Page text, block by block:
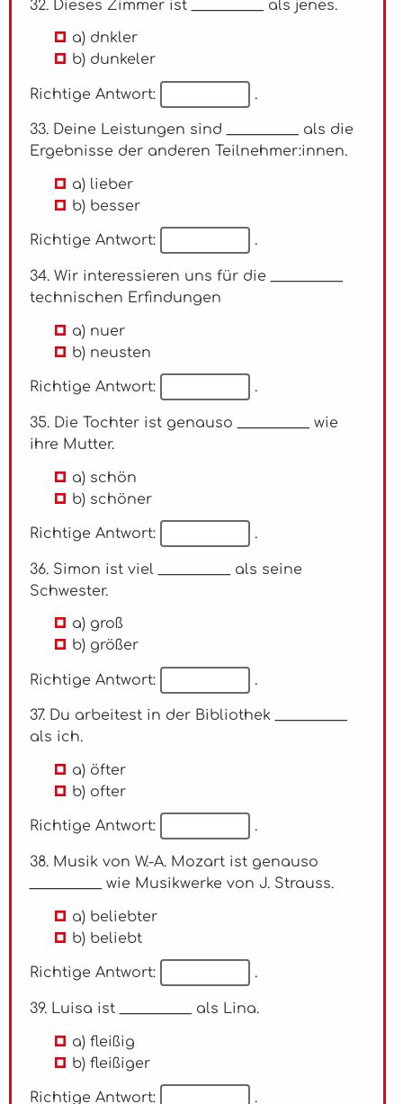
32. Dieses Zimmer ist __________ als jenes.
a) dnkler
b) dunkeler
Richtige Antwort: .
33. Deine Leistungen sind __________ als die
Ergebnisse der anderen Teilnehmer:innen.
a) lieber
b) besser
Richtige Antwort: .
34. Wir interessieren uns für die __________
technischen Erfindungen
a) nuer
b) neusten
Richtige Antwort: .
35. Die Tochter ist genauso __________ wie
ihre Mutter.
a) schön
b) schöner
Richtige Antwort: .
36. Simon ist viel __________ als seine
Schwester.
a) groß
b) größer
Richtige Antwort: .
37. Du arbeitest in der Bibliothek __________
als ich.
a) öfter
b) ofter
Richtige Antwort: .
38. Musik von W.-A. Mozart ist genauso
__________ wie Musikwerke von J. Strauss.
a) beliebter
b) beliebt
Richtige Antwort: .
39. Luisa ist __________ als Lina.
a) fleißig
b) fleißiger
Richtige Antwort: .